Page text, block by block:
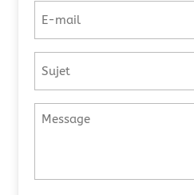
mail
*
titre
Message